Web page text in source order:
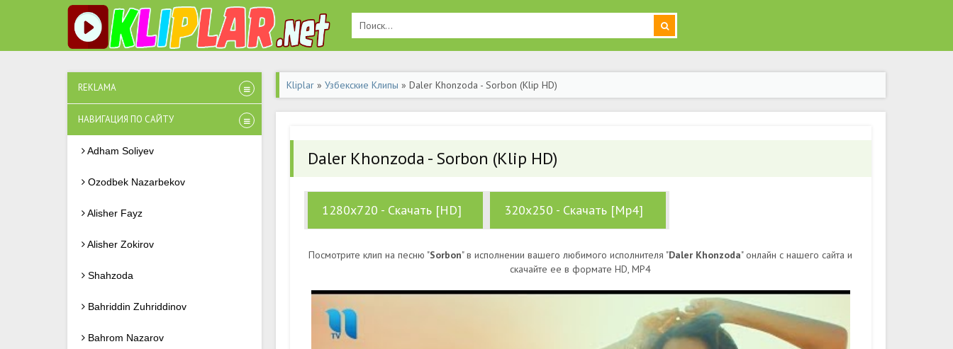
REKLAMA
НАВИГАЦИЯ ПО САЙТУ
Adham Soliyev
Ozodbek Nazarbekov
Alisher Fayz
Alisher Zokirov
Shahzoda
Bahriddin Zuhriddinov
Bahrom Nazarov
Kliplar» Узбекские Клипы » Daler Khonzoda - Sorbon (Klip HD)
Daler Khonzoda - Sorbon (Klip HD)
1280x720 - Скачать [HD] 320x250 - Скачать [Mp4]
Посмотрите клип на песню "Sorbon" в исполнении вашего любимого исполнителя "Daler Khonzoda" онлайн с нашего сайта и
скачайте ее в формате HD, MP4